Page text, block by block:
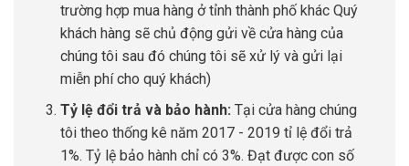
trường hợp mua hàng ở tỉnh thành phố khác Quý
khách hàng sẽ chủ động gửi về cửa hàng của
chúng tôi sau đó chúng tôi sẽ xử lý và gửi lại
miễn phí cho quý khách)
Tỷ lệ đổi trả và bảo hành: Tại cửa hàng chúng
tôi theo thống kê năm 2017 - 2019 tỉ lệ đổi trả
1%. Tỷ lệ bảo hành chỉ có 3%. Đạt được con số